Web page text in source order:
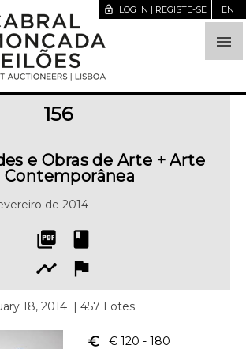

lock_open LOG IN | REGISTE-SE EN
156
e Obras de Arte + Arte
Contemporânea
de 2014
picture_as_pdf
book
timeline
flag
18, 2014 | 457 Lotes
euro_symbol € 120 - 180